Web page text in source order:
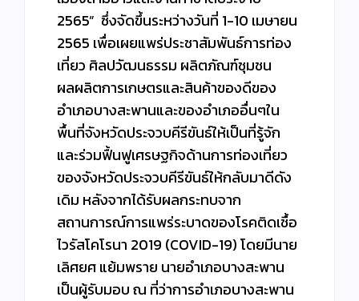
2565” ซึ่งจัดขึ้นระหว่างวันที่ 1-10 เมษายน
2565 เพื่อเผยแพร่ประชาสัมพันธ์การท่อง
เที่ยว ศิลปวัฒนธรรม ผลิตภัณฑ์ชุมชน
ผลผลิตการเกษตรและสินค้าของดีของ
อำเภอบางสะพานและของอำเภออื่นๆใน
พื้นที่จังหวัดประจวบคีรีขันธ์ให้เป็นที่รู้จัก
และร่วมฟื้นฟูเศรษฐกิจด้านการท่องเที่ยว
ของจังหวัดประจวบคีรีขันธ์ให้กลับมาดีดัง
เดิม หลังจากได้รับผลกระทบจาก
สถานการณ์การแพร่ระบาดของโรคติดเชื้อ
ไวรัสโคโรนา 2019 (COVID-19) โดยมีนาย
เลิศยศ แย้มพราย นายอำเภอบางสะพาน
เป็นผู้รับมอบ ณ ที่ว่าการอำเภอบางสะพาน